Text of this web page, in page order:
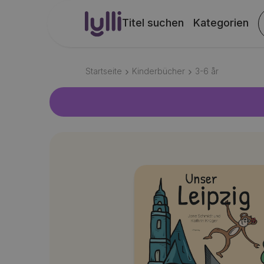
Titel suchen Kategorien
Startseite Kinderbücher 3-6 år